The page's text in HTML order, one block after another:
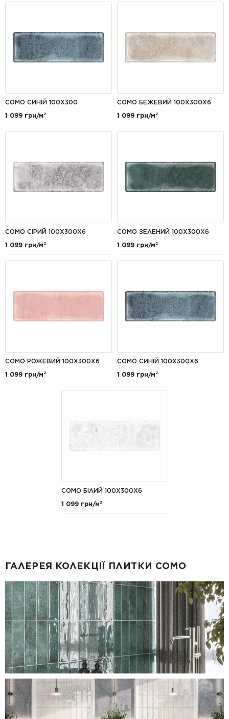
COMO СИНІЙ 100X300
1 099 грн/м²
COMO БЕЖЕВИЙ 100Х300X6
1 099 грн/м²
COMO СІРИЙ 100Х300X6
1 099 грн/м²
COMO ЗЕЛЕНИЙ 100Х300X6
1 099 грн/м²
COMO РОЖЕВИЙ 100Х300X6
1 099 грн/м²
COMO СИНІЙ 100Х300X6
1 099 грн/м²
COMO БІЛИЙ 100X300X6
1 099 грн/м²
ГАЛЕРЕЯ КОЛЕКЦІЇ ПЛИТКИ COMO